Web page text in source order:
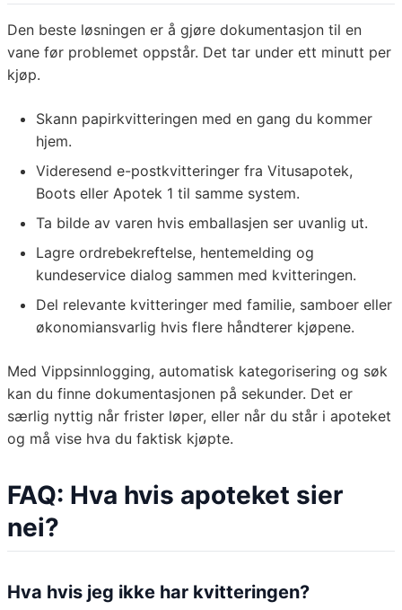
Den beste løsningen er å gjøre dokumentasjon til en
vane før problemet oppstår. Det tar under ett minutt per
kjøp.
Skann papirkvitteringen med en gang du kommer
hjem.
Videresend e-postkvitteringer fra Vitusapotek,
Boots eller Apotek 1 til samme system.
Ta bilde av varen hvis emballasjen ser uvanlig ut.
Lagre ordrebekreftelse, hentemelding og
kundeservice dialog sammen med kvitteringen.
Del relevante kvitteringer med familie, samboer eller
økonomiansvarlig hvis flere håndterer kjøpene.
Med Vippsinnlogging, automatisk kategorisering og søk
kan du finne dokumentasjonen på sekunder. Det er
særlig nyttig når frister løper, eller når du står i apoteket
og må vise hva du faktisk kjøpte.
FAQ: Hva hvis apoteket sier
nei?
Hva hvis jeg ikke har kvitteringen?